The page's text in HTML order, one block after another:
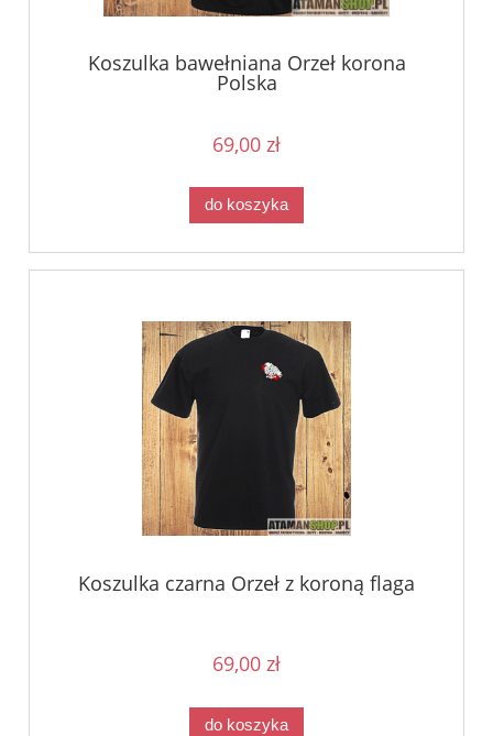
Koszulka bawełniana Orzeł korona
Polska
69,00 zł
do koszyka
Koszulka czarna Orzeł z koroną flaga
69,00 zł
do koszyka